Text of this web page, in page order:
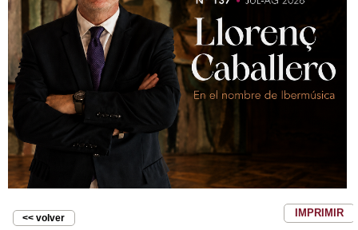
<< volver IMPRIMIR